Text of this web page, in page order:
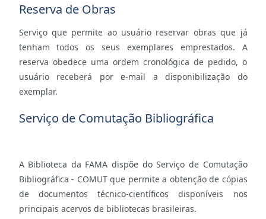
Reserva de Obras
Serviço que permite ao usuário reservar obras que já
tenham todos os seus exemplares emprestados. A
reserva obedece uma ordem cronológica de pedido, o
usuário receberá por e-mail a disponibilização do
exemplar.
Serviço de Comutação Bibliográfica
A Biblioteca da FAMA dispõe do Serviço de Comutação
Bibliográfica - COMUT que permite a obtenção de cópias
de documentos técnico-científicos disponíveis nos
principais acervos de bibliotecas brasileiras.